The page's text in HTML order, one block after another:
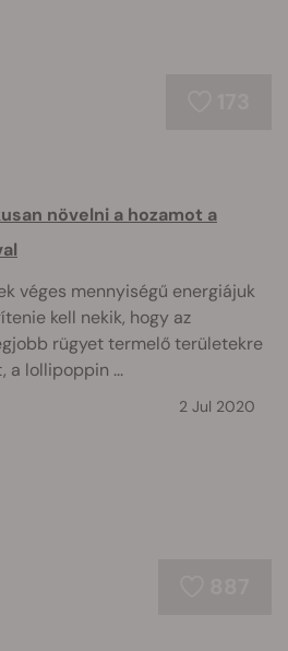
növelni a hozamot a
véges mennyiségű energiájuk
kell nekik, hogy az
rügyet termelő területekre
a lollipoppin ...
2 Jul 2020